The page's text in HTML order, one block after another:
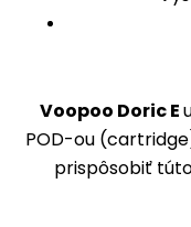
Voopoo Doric E
POD-ou
prispôsobiť